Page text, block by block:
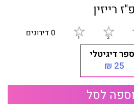
פ"ז רייזין
0 דירוגים
ספר דיגיטלי
25 ₪
לסל